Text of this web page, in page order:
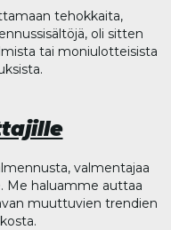
tehokkaita,
oli sitten
tai moniulotteisista
valmentajaa
Me haluamme auttaa
muuttuvien trendien